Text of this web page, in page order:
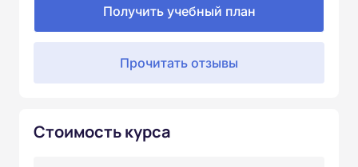
Получить учебный план
Прочитать отзывы
Стоимость курса